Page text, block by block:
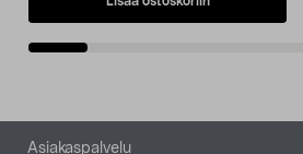
Alatunniste
Asiakaspalvelu